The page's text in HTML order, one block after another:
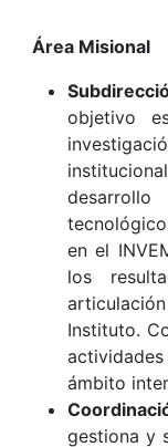
Área Misional
objetivo
en el
los
Instituto.
ámbito
gestiona y